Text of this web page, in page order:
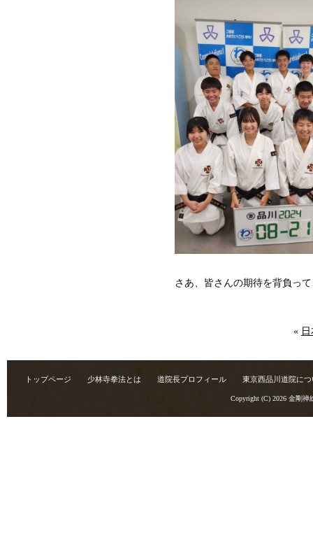
さあ、皆さんの期待を背負っ
«
トップページ 少林寺拳法とは 道院長プロフィール 東京西品川道院につ
Copyright (C) 2026 金剛禅